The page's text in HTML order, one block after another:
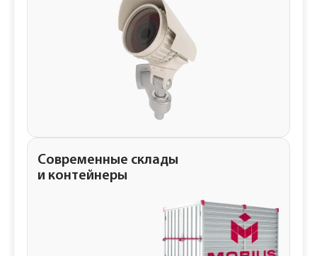
Современные склады
и контейнеры